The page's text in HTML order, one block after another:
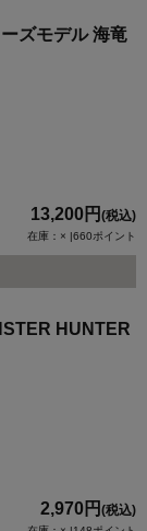
ズモデル 海竜
13,200円 (税込)
在庫：× |660ポイント
HUNTER
2,970円 (税込)